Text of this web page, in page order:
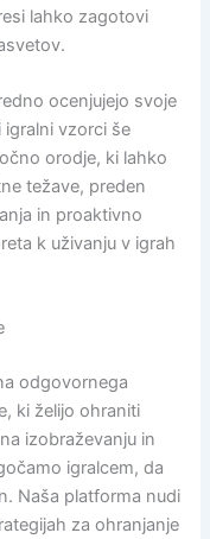
lahko zagotovi
ocenjujejo svoje
igralni vzorci še
orodje, ki lahko
težave, preden
in proaktivno
k uživanju v igrah
odgovornega
ki želijo ohraniti
izobraževanju in
igralcem, da
Naša platforma nudi
za ohranjanje